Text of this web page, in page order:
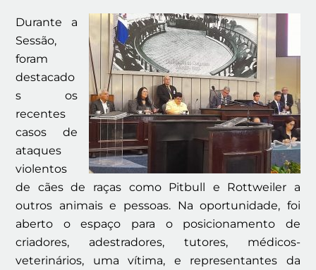
Durante a
Sessão,
foram
destacado
s os
recentes
casos de
ataques
violentos
de cães de raças como Pitbull e Rottweiler a
outros animais e pessoas. Na oportunidade, foi
aberto o espaço para o posicionamento de
criadores, adestradores, tutores, médicos-
veterinários, uma vítima, e representantes da